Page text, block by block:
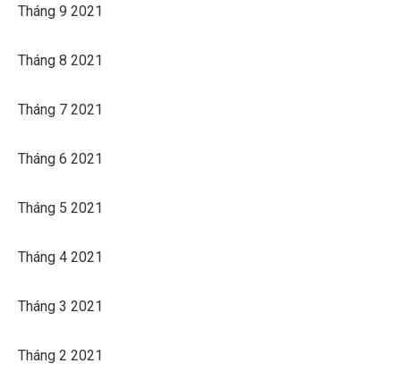
Tháng 9 2021
Tháng 8 2021
Tháng 7 2021
Tháng 6 2021
Tháng 5 2021
Tháng 4 2021
Tháng 3 2021
Tháng 2 2021